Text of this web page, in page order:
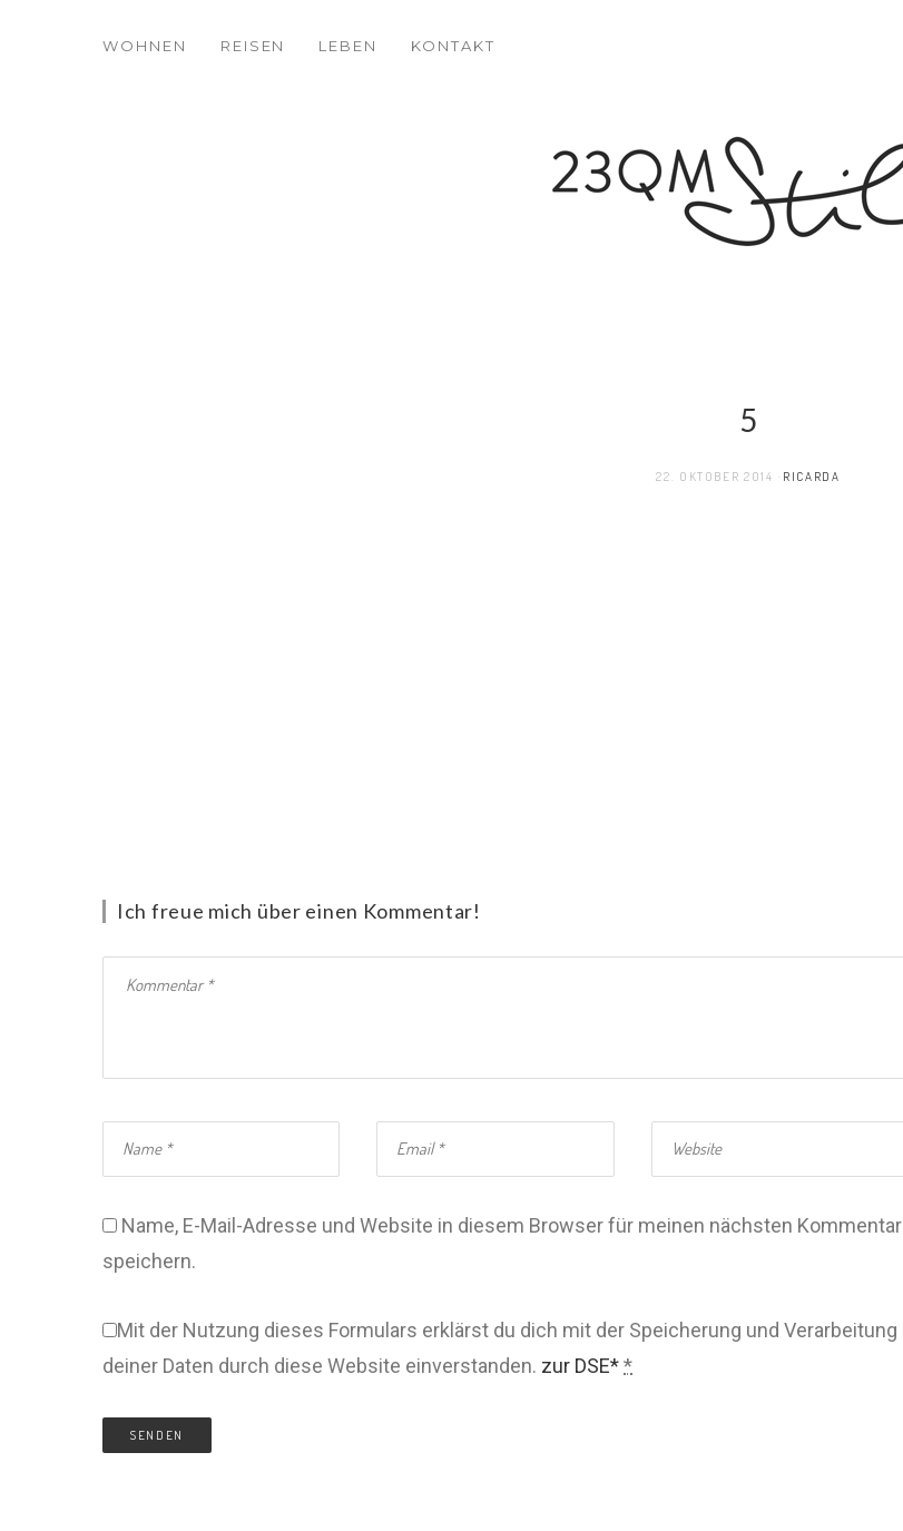
WOHNEN REISEN LEBEN KONTAKT
5
22. OKTOBER 2014 RICARDA
Ich freue mich über einen Kommentar!
Name, E-Mail-Adresse und Website in diesem Browser für meinen nächsten Kommentar
speichern.
Mit der Nutzung dieses Formulars erklärst du dich mit der Speicherung und Verarbeitung
deiner Daten durch diese Website einverstanden. zur DSE**